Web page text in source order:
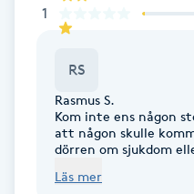
Fibromassage
Fotmassage
Fotsvamp
1
RS
Rasmus S.
Kom inte ens någon
att någon skulle
dörren om sjukdom
Läs mer